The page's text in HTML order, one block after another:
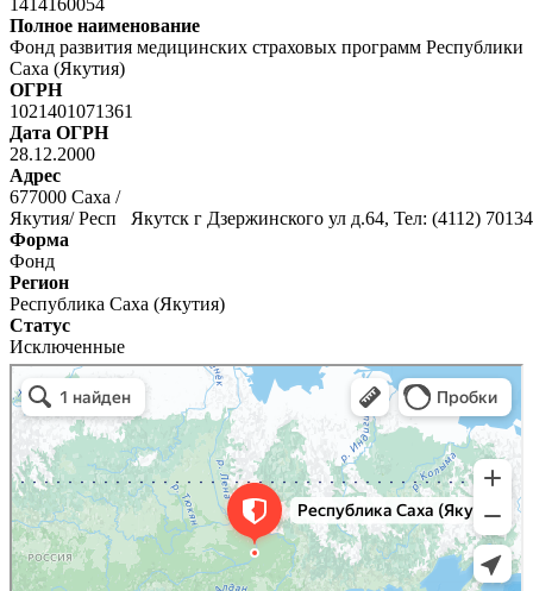
Полное наименование
Фонд развития медицинских страховых программ Республики
Саха (Якутия)
ОГРН
1021401071361
Дата ОГРН
28.12.2000
Адрес
677000 Саха /
Якутия/ Респ Якутск г Дзержинского ул д.64, Тел: (4112)
Форма
Фонд
Регион
Республика Саха (Якутия)
Статус
Исключенные